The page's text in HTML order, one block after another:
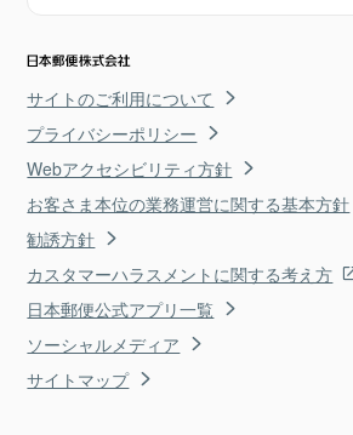
サイトのご利用について
プライバシーポリシー
Webアクセシビリティ方針
お客さま本位の業務運営に関する基本方針
勧誘方針
カスタマーハラスメントに関する考え方
日本郵便公式アプリ一覧
ソーシャルメディア
サイトマップ